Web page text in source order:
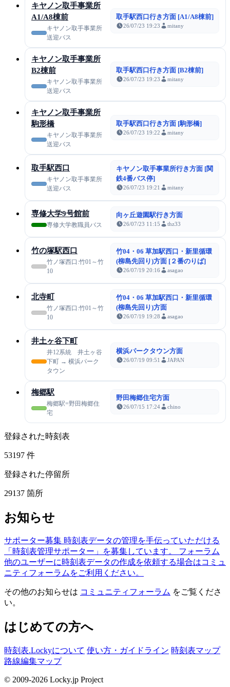
キヤノン取手事業所
A1/A8棟前
キヤノン取手事業所
送迎バス
取手駅西口行き方面 [A1/A8棟前]
26/07/23 19:23 mitany
キヤノン取手事業所
B2棟前
キヤノン取手事業所
送迎バス
取手駅西口行き方面 [B2棟前]
26/07/23 19:23 mitany
キヤノン取手事業所
駒形橋
キヤノン取手事業所
送迎バス
取手駅西口行き方面 [駒形橋]
26/07/23 19:22 mitany
取手駅西口
キヤノン取手事業所
送迎バス
キヤノン取手事業所行き方面 [関
鉄4番バス停]
26/07/23 19:21 mitany
専修大学9号館前
専修大学教職員バス
向ヶ丘遊園駅行き方面
26/07/23 11:15 thz33
竹の塚駅西口
竹ノ塚西口:竹01～竹
10
竹04・06 草加駅西口・新里循環
(柳島先回り)方面 [２番のりば]
26/07/19 20:16 asagao
北寺町
竹ノ塚西口:竹01～竹
10
竹04・06 草加駅西口・新里循環
(柳島先回り)方面
26/07/19 19:28 asagao
井土ヶ谷下町
井12系統 井土ヶ谷
下町 → 横浜パーク
タウン
横浜パークタウン方面
26/07/19 09:51 JAPAN
梅郷駅
梅郷駅=野田梅郷住
宅
野田梅郷住宅方面
26/07/15 17:24 chino
登録された時刻表
53197 件
登録された停留所
29137 箇所
お知らせ
サポーター募集 時刻表データの管理を手伝っていただける
「時刻表管理サポーター」を募集しています。
フォーラム
他のユーザーに時刻表データの作成を依頼する場合はコミュ
ニティフォーラムをご利用ください。
その他のお知らせは コミュニティフォーラム をご覧くださ
い。
はじめての方へ
時刻表.Lockyについて 使い方・ガイドライン 時刻表マップ
路線編集マップ
© 2009-2026 Locky.jp Project